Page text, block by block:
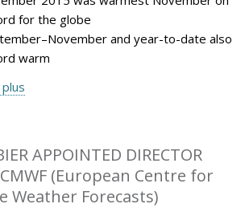
for the globe
and year-to-date also
warm
APPOINTED DIRECTOR
(European Centre for
Weather Forecasts)